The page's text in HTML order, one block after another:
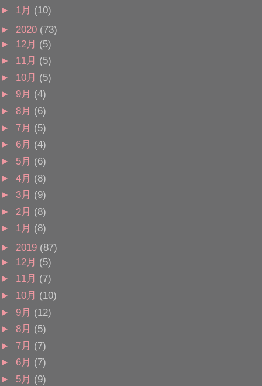
► 1月 (10)
► 2020 (73)
► 12月 (5)
► 11月 (5)
► 10月 (5)
► 9月 (4)
► 8月 (6)
► 7月 (5)
► 6月 (4)
► 5月 (6)
► 4月 (8)
► 3月 (9)
► 2月 (8)
► 1月 (8)
► 2019 (87)
► 12月 (5)
► 11月 (7)
► 10月 (10)
► 9月 (12)
► 8月 (5)
► 7月 (7)
► 6月 (7)
► 5月 (9)